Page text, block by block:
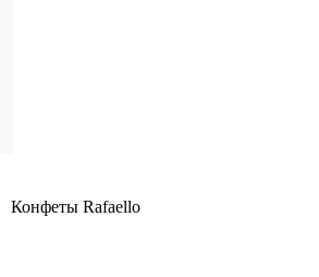
Конфеты Rafaello